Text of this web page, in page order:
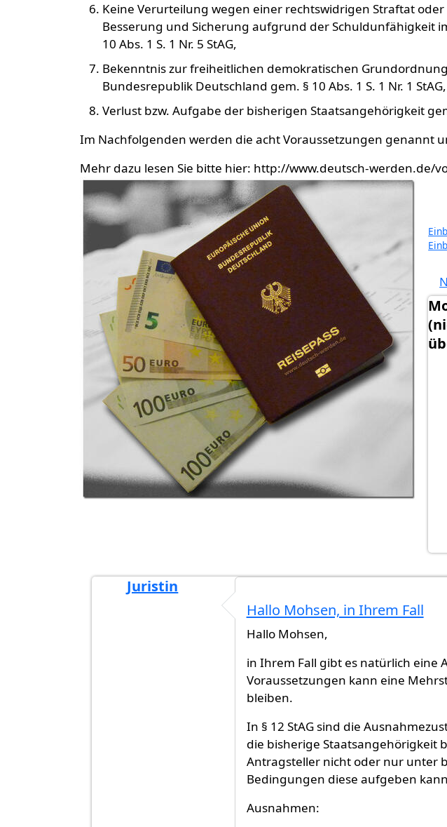
Keine Verurteilung wegen einer rechtswidrigen Straftat
Besserung und Sicherung aufgrund der Schuldunfähigkeit
10 Abs. 1 S. 1 Nr. 5 StAG,
Bekenntnis zur freiheitlichen demokratischen
Bundesrepublik Deutschland gem. § 10 Abs. 1 S. 1 Nr. 1 StAG,
Verlust bzw. Aufgabe der bisherigen Staatsangehörigkeit
Im Nachfolgenden werden die acht Voraussetzungen genannt
Mehr dazu lesen Sie bitte hier: http://www.deutsch-werden.de/
Juristin
Ist die "Verlust dervonMohsen (nicht
Hallo Mohsen, in Ihrem Fall
Hallo Mohsen,
in Ihrem Fall gibt es natürlich eine
Voraussetzungen kann eine
bleiben.
In § 12 StAG sind die
die bisherige Staatsangehörigkeit
Antragsteller nicht oder nur unter
Bedingungen diese aufgeben
Ausnahmen: